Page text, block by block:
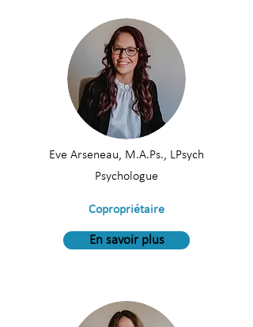
Eve Arseneau, M.A.Ps., LPsych
Psychologue
Copropriétaire
En savoir plus